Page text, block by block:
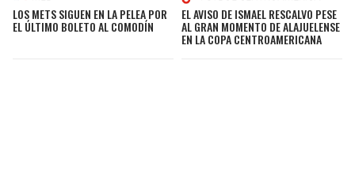
LOS METS SIGUEN EN LA PELEA POR
EL ÚLTIMO BOLETO AL COMODÍN
EL AVISO DE ISMAEL RESCALVO PESE
AL GRAN MOMENTO DE ALAJUELENSE
EN LA COPA CENTROAMERICANA